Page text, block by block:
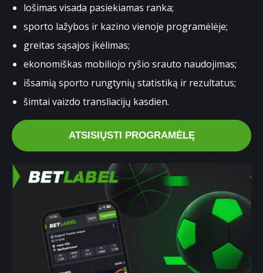
lošimas visada pasiekiamas ranka;
sporto lažybos ir kazino vienoje programėlėje;
greitas sąsajos įkėlimas;
ekonomiškas mobiliojo ryšio srauto naudojimas;
išsamią sporto rungtynių statistiką ir rezultatus;
šimtai vaizdo transliacijų kasdien.
ATSISIŲSTI PROGRAMĖLĘ